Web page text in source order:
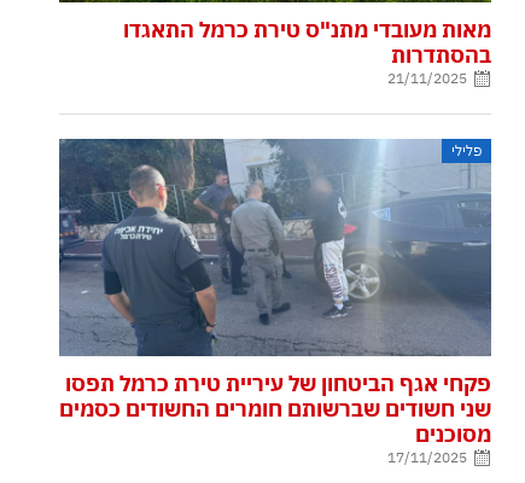
מאות מעובדי מתנ"ס טירת כרמל התאגדו
בהסתדרות
21/11/2025
פלילי
פקחי אגף הביטחון של עיריית טירת כרמל תפסו
שני חשודים שברשותם חומרים החשודים כסמים
מסוכנים
17/11/2025